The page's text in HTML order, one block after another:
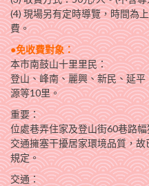
(4) 現場另有定時導覽，時間為
費。
●免收費對象：
本市南鼓山十里里民：
登山、峰南、麗興、新民、延
源等10里。
重要：
位處巷弄住家及登山街60巷路
交通擁塞干擾居家環境品質，故
規定。
交通：